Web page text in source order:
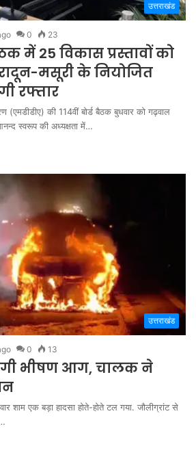
उत्तराखंड
0 23
में 25 विकास प्रस्तावों को
मसूरी के नियोजित
रफ्तार
(एमडीडीए) की 114वीं बोर्ड बैठक बुधवार को गढ़वाल
स्वरूप की अध्यक्षता में…
उत्तराखंड
0 13
भीषण आग, चालक ने
शाम एक बड़ा हादसा होते-होते टल गया. जौलीग्रांट से